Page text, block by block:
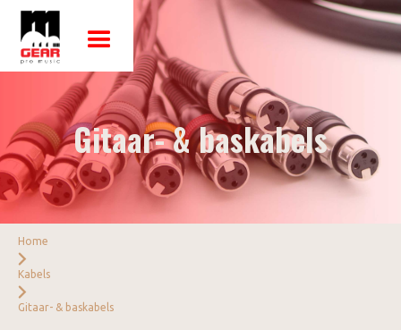
Gitaar- & baskabels
Home
Kabels
Gitaar- & baskabels